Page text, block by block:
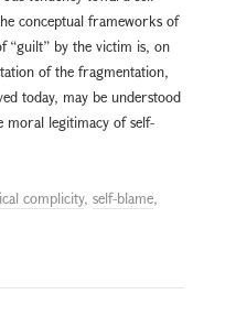
conceptual frameworks of
“guilt” by the victim is, on
of the fragmentation,
today, may be understood
moral legitimacy of self-
complicity, self-blame,